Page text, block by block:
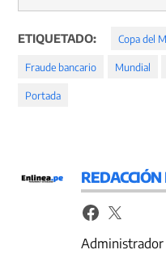
ETIQUETADO: Copa del
Fraude bancario Mundial
Portada
Administrador